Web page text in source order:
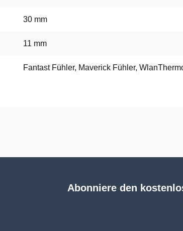
30 mm
11 mm
Fantast Fühler, Maverick Fühler,
Abonniere den